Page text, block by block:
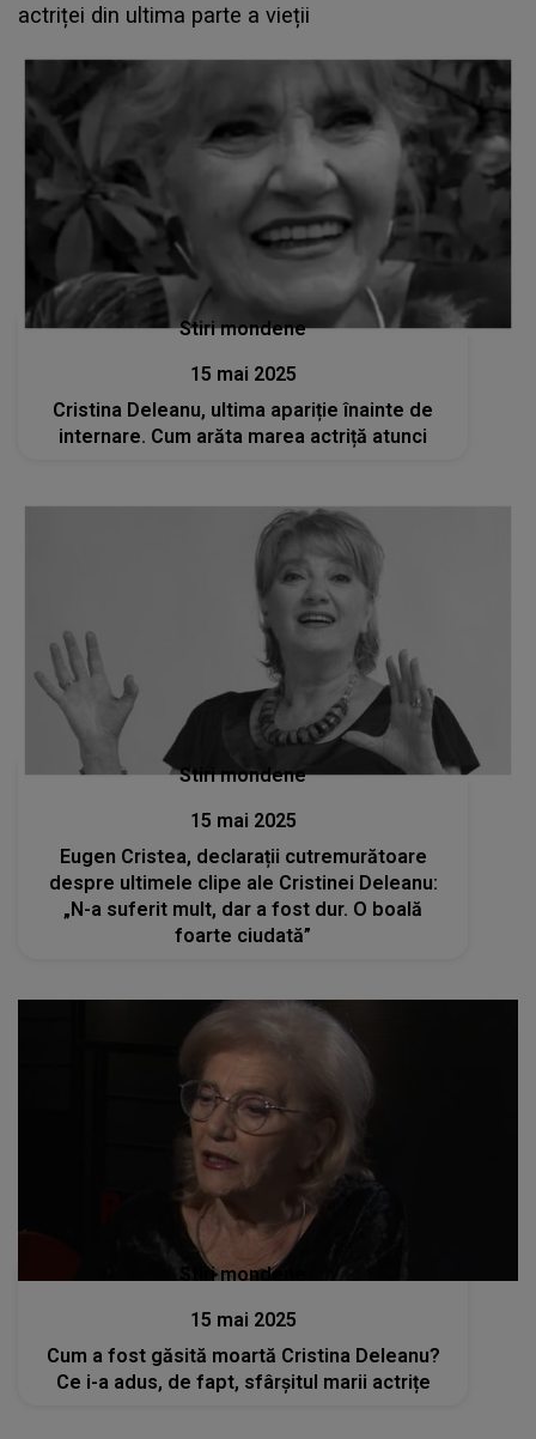
actriței din ultima parte a vieții
Stiri mondene
15 mai 2025
Cristina Deleanu, ultima apariție înainte de
internare. Cum arăta marea actriță atunci
Stiri mondene
15 mai 2025
Eugen Cristea, declarații cutremurătoare
despre ultimele clipe ale Cristinei Deleanu:
„N-a suferit mult, dar a fost dur. O boală
foarte ciudată”
Stiri mondene
15 mai 2025
Cum a fost găsită moartă Cristina Deleanu?
Ce i-a adus, de fapt, sfârșitul marii actrițe